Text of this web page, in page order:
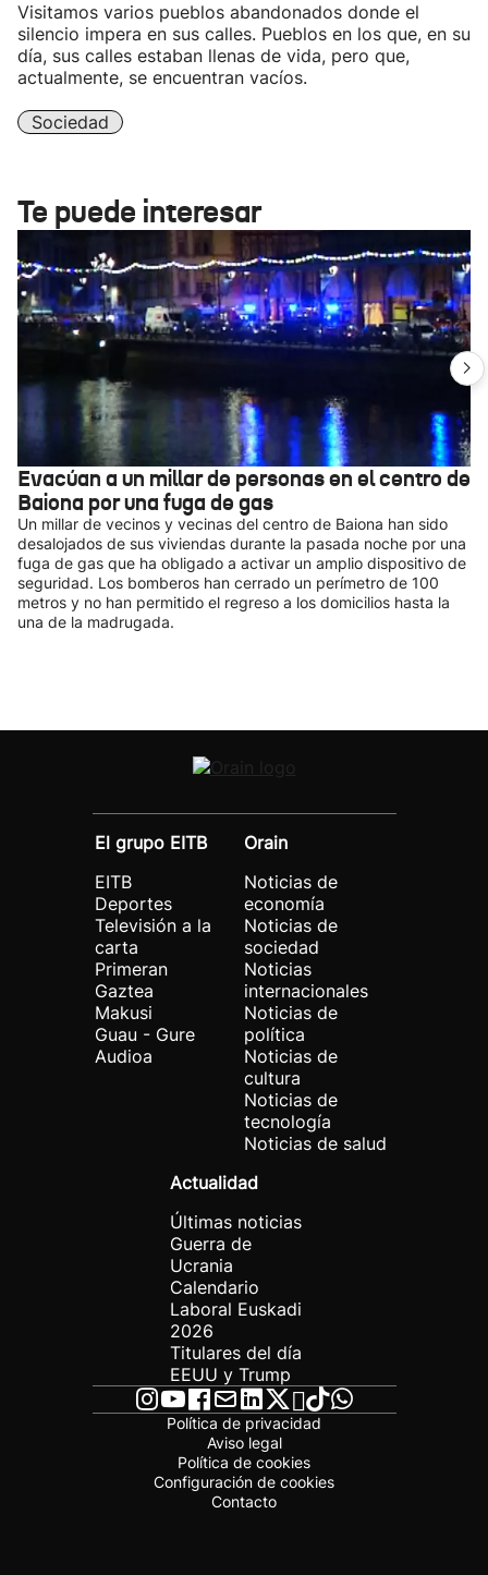
Visitamos varios pueblos abandonados donde el
silencio impera en sus calles. Pueblos en los que, en su
día, sus calles estaban llenas de vida, pero que,
actualmente, se encuentran vacíos.
Sociedad
Te puede interesar
Evacúan a un millar de personas en el centro de
Baiona por una fuga de gas
Un millar de vecinos y vecinas del centro de Baiona han sido
desalojados de sus viviendas durante la pasada noche por una
fuga de gas que ha obligado a activar un amplio dispositivo de
seguridad. Los bomberos han cerrado un perímetro de 100
metros y no han permitido el regreso a los domicilios hasta la
una de la madrugada.
El grupo EITB
EITB
Deportes
Televisión a la
carta
Primeran
Gaztea
Makusi
Guau - Gure
Audioa
Orain
Noticias de
economía
Noticias de
sociedad
Noticias
internacionales
Noticias de
política
Noticias de
cultura
Noticias de
tecnología
Noticias de salud
Actualidad
Últimas noticias
Guerra de
Ucrania
Calendario
Laboral Euskadi
2026
Titulares del día
EEUU y Trump
Política de privacidad
Aviso legal
Política de cookies
Configuración de cookies
Contacto